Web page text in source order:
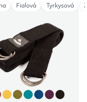
Fialová Tyrkysová